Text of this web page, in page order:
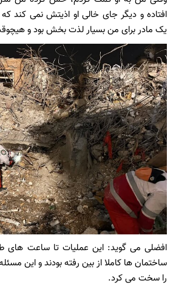
افتاده و دیگر جای خالی او اذیتش نمی کند
یک مادر برای من بسیار لذت بخش بود و
افضلی می گوید: این عملیات تا ساعت های
ساختمان ها کاملا از بین رفته بودند و این
را سخت می کرد.